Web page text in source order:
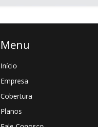
Menu
Início
Empresa
Cobertura
Planos